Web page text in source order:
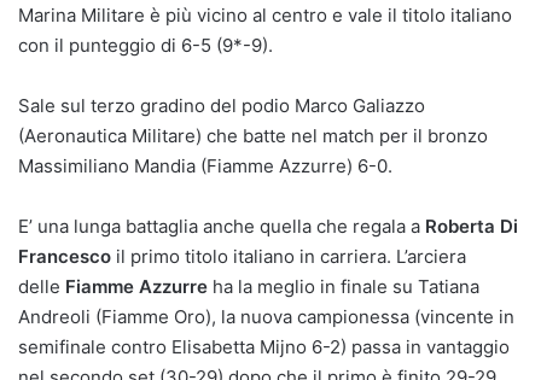
Marina Militare è più vicino al centro e vale il titolo italiano
con il punteggio di 6-5 (9*-9).
Sale sul terzo gradino del podio Marco Galiazzo
(Aeronautica Militare) che batte nel match per il bronzo
Massimiliano Mandia (Fiamme Azzurre) 6-0.
E’ una lunga battaglia anche quella che regala a Roberta Di
Francesco il primo titolo italiano in carriera. L’arciera
delle Fiamme Azzurre ha la meglio in finale su Tatiana
Andreoli (Fiamme Oro), la nuova campionessa (vincente in
semifinale contro Elisabetta Mijno 6-2) passa in vantaggio